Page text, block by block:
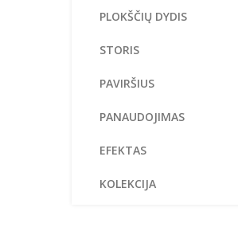
PLOKŠČIŲ DYDIS
STORIS
PANAUDOJIMAS
EFEKTAS
KOLEKCIJA